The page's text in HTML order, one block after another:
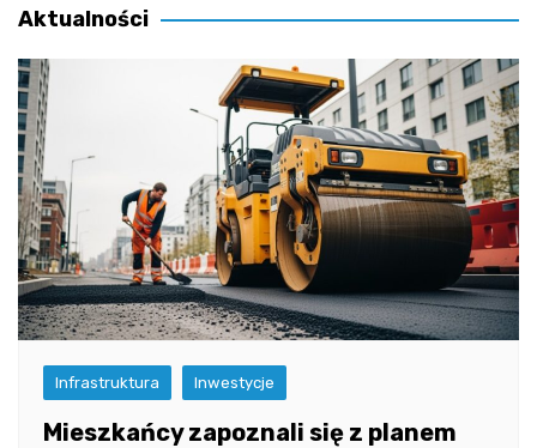
Aktualności
Infrastruktura Inwestycje
Mieszkańcy zapoznali się z planem